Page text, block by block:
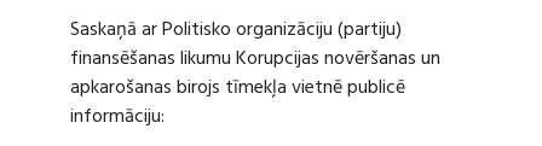
Saskaņā ar Politisko organizāciju (partiju)
finansēšanas likumu Korupcijas novēršanas un
apkarošanas birojs tīmekļa vietnē publicē
informāciju: